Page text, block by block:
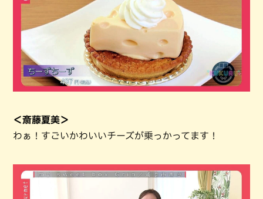
＜斎藤夏美＞
わぁ！すごいかわいいチーズが乗っかってます！